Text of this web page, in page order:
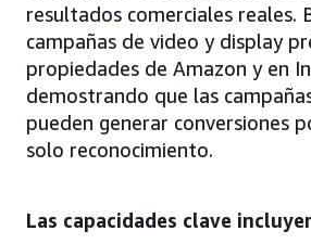
resultados comerciales reales.
campañas de video y display
propiedades de Amazon y en
demostrando que las
pueden generar conversiones
solo reconocimiento.
Las capacidades clave